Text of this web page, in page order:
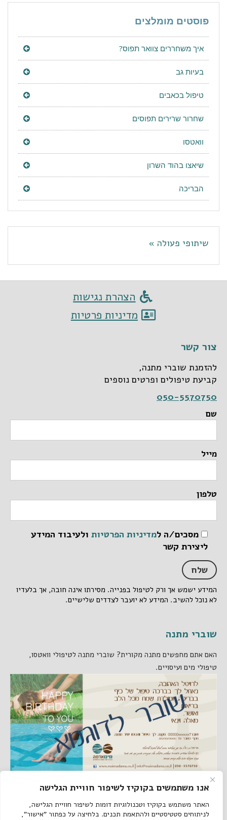
אנו משתמשים בקוקיז לשיפור חוויית הגלישה
האתר משתמש בקוקיז וטכנולוגיות דומות לשיפור חוויית הגלישה,
לניתוחים סטטיסטיים ולהתאמת תכנים. בלחיצה על כפתור "אישור",
פוסטים מומלצים
איך משחררים צוואר תפוס?
בעיות גב
טיפול בכאבים
שחרור שרירים תפוסים
וואטסו
שיאצו בהוד השרון
הבריכה
שיתופי פעולה »
הצהרת נגישות
מדיניות פרטיות
צור קשר
להזמנת שוברי מתנה,
קביעת טיפולים ופרטים נוספים
050-5570750
שם
מייל
טלפון
מסכים/ה למדיניות הפרטיות ולעיבוד המידע
ליצירת קשר
המידע ישמש אך ורק לטיפול בפנייה. מסירתו אינה חובה, אך בלעדיו
לא נוכל להשיב. המידע לא יועבר לצדדים שלישיים.
שוברי מתנה
האם אתם מחפשים מתנה מקורית? שוברי מתנה לטיפולי וואטסו,
טיפולי מים ועיסויים.